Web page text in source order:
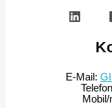
E-Mail: